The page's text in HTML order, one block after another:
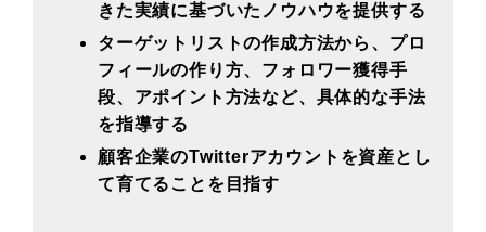
きた実績に基づいたノウハウを提供する
ターゲットリストの作成方法から、プロ
フィールの作り方、フォロワー獲得手
段、アポイント方法など、具体的な手法
を指導する
顧客企業のTwitterアカウントを資産とし
て育てることを目指す